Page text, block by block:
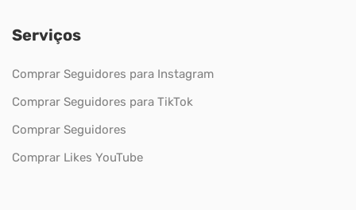
Serviços
Comprar Seguidores para Instagram
Comprar Seguidores para TikTok
Comprar Seguidores
Comprar Likes YouTube